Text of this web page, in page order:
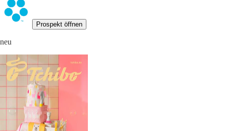
Prospekt öffnen
neu